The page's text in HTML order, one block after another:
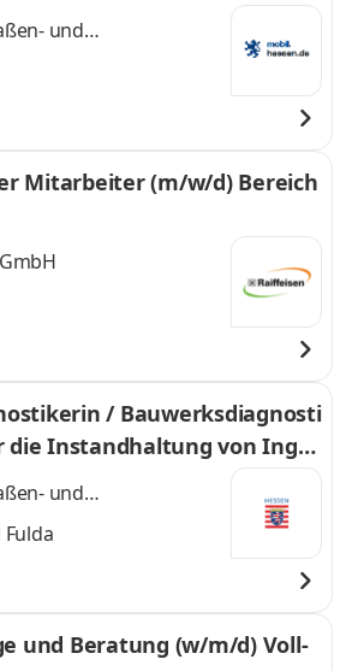
und
Mitarbeiter (m/w/d) Bereich
/ Bauwerksdiagnosti
die Instandhaltung von Inge
und
Fulda
und Beratung (w/m/d) Voll-